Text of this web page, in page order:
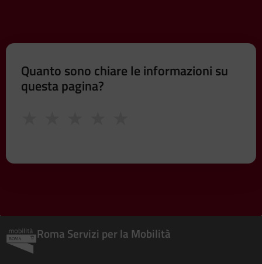
Quanto sono chiare le informazioni su
questa pagina?
Roma Servizi per la Mobilità